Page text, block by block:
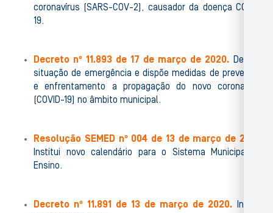
coronavírus (SARS-COV-2), causador da doença COVID-
19.
Decreto nº 11.893 de 17 de março de 2020. Declara
situação de emergência e dispõe medidas de prevenção
e enfrentamento a propagação do novo coronavírus
(COVID-19) no âmbito municipal.
Resolução SEMED nº 004 de 13 de março de 2020.
Institui novo calendário para o Sistema Municipal de
Ensino.
Decreto nº 11.891 de 13 de março de 2020. Institui